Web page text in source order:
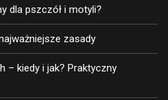
dla pszczół i motyli?
zasady
– kiedy i jak? Praktyczny